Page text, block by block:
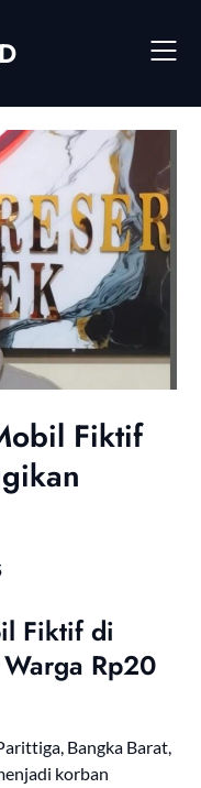
Fiktif
Fiktif di
Rp20
Bangka Barat,
korban